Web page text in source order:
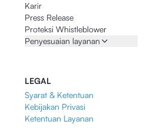
Karir
Press Release
Proteksi Whistleblower
Penyesuaian layanan
LEGAL
Syarat & Ketentuan
Kebijakan Privasi
Ketentuan Layanan